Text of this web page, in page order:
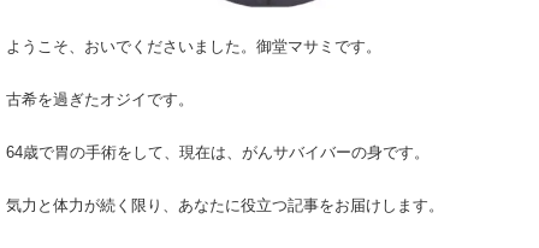
ようこそ、おいでくださいました。御堂マサミです。
古希を過ぎたオジイです。
64歳で胃の手術をして、現在は、がんサバイバーの身です。
気力と体力が続く限り、あなたに役立つ記事をお届けします。